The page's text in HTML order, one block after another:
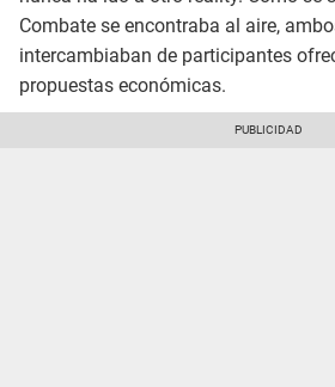
Combate se encontraba al aire,
intercambiaban de participantes
propuestas económicas.